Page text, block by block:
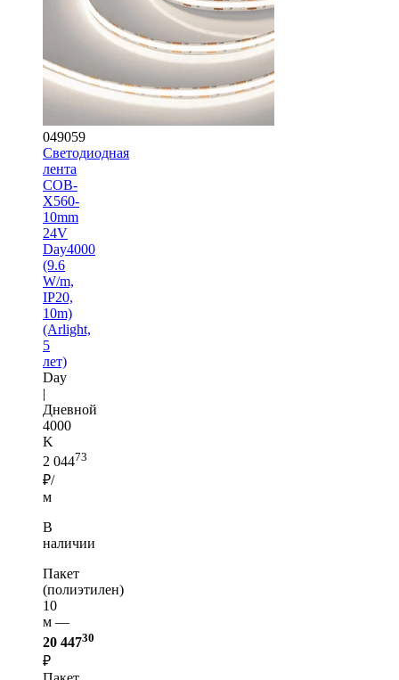
049059
Светодиодная
лента
COB-
X560-
10mm
24V
Day4000
(9.6
W/m,
IP20,
10m)
(Arlight,
5
лет)
Day
|
Дневной
4000
K
2 04473
₽/
м
В
наличии
Пакет
(полиэтилен)
10
м —
20 44730
₽